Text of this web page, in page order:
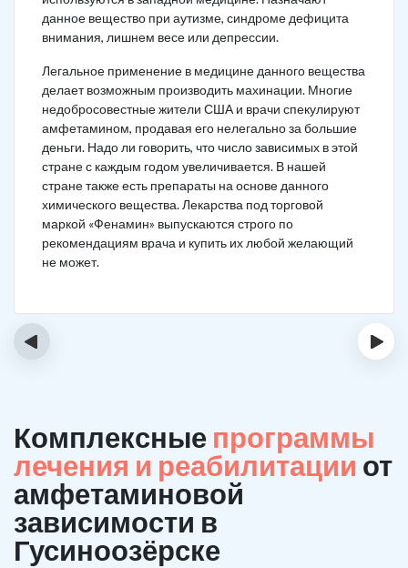
данное вещество при аутизме, синдроме дефицита
внимания, лишнем весе или депрессии.
Легальное применение в медицине данного вещества
делает возможным производить махинации. Многие
недобросовестные жители США и врачи спекулируют
амфетамином, продавая его нелегально за большие
деньги. Надо ли говорить, что число зависимых в этой
стране с каждым годом увеличивается. В нашей
стране также есть препараты на основе данного
химического вещества. Лекарства под торговой
маркой «Фенамин» выпускаются строго по
рекомендациям врача и купить их любой желающий
не может.
‹ ›
Комплексные программы
лечения и реабилитации от
амфетаминовой
зависимости в
Гусиноозёрске